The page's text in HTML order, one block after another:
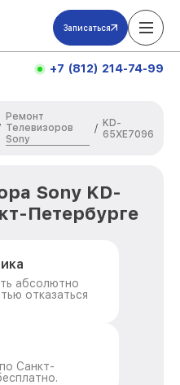
Записаться
+7 (812) 214-74-99
Ремонт
Телевизоров
Sony
/ KD-
65XE7096
Sony KD-
Петербурге
абсолютно
отказаться
Санкт-